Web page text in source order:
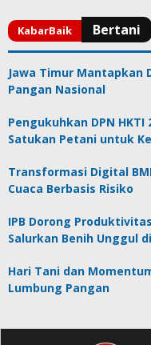
Jawa Timur Mantapkan
Pangan Nasional
Pengukuhkan DPN HKTI
Satukan Petani untuk
Transformasi Digital
Cuaca Berbasis Risiko
IPB Dorong
Salurkan Benih Unggul
Hari Tani dan
Lumbung Pangan